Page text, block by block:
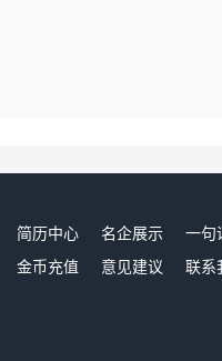
简历中心 名企展示 一句
金币充值 意见建议 联系